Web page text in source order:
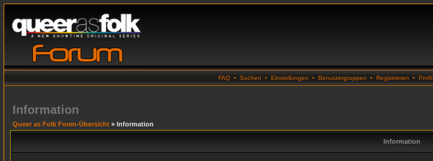
FAQ • Suchen • Einstellungen • Benutzergruppen • Registrieren • Profil
Information
Queer as Folk Foren-Übersicht » Information
Information